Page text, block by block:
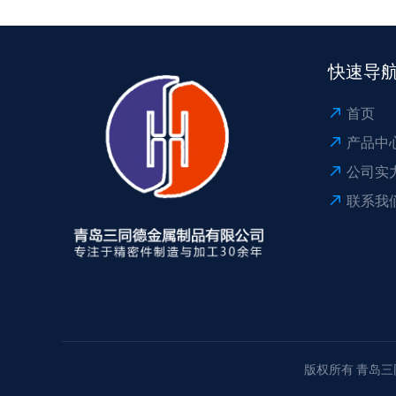
快速导
首页
产品中
公司实
联系我
版权所有 青岛